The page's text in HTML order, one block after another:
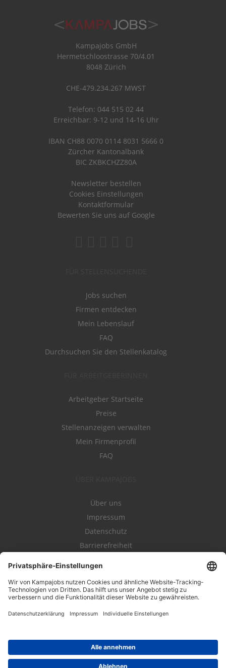
Kampajobs GmbH
Hermetschloostrasse 70/4.01
8048 Zürich
CHE-479.234.267 MWST
Telefon: 044 515 02 44
Erreichbar: 9-12 und 14-16 Uhr
IBAN CH88 0070 0114 8031 5666 0
Zürcher Kantonalbank
BIC ZKBKCHZZ80A
Newsletter bestellen
Cookies Einstellungen
Kontaktformular
Bewerten Sie uns auf Google
Jobs suchen
Firmen entdecken
Mein Lebenslauf
FAQ
Durchsuchen Sie den Stellenkatalog
Arbeitgeber Startseite
Preise
Stellenanzeigen verwalten
Mein Firmenprofil
FAQ
Über uns
Impressum
Datenschutz
Barrierefreiheit
Kampahire
Kampagnenforum
LeadNow